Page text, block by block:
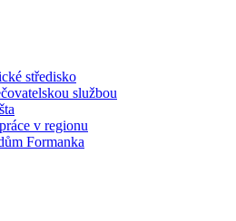
středisko
službou
v regionu
Formanka